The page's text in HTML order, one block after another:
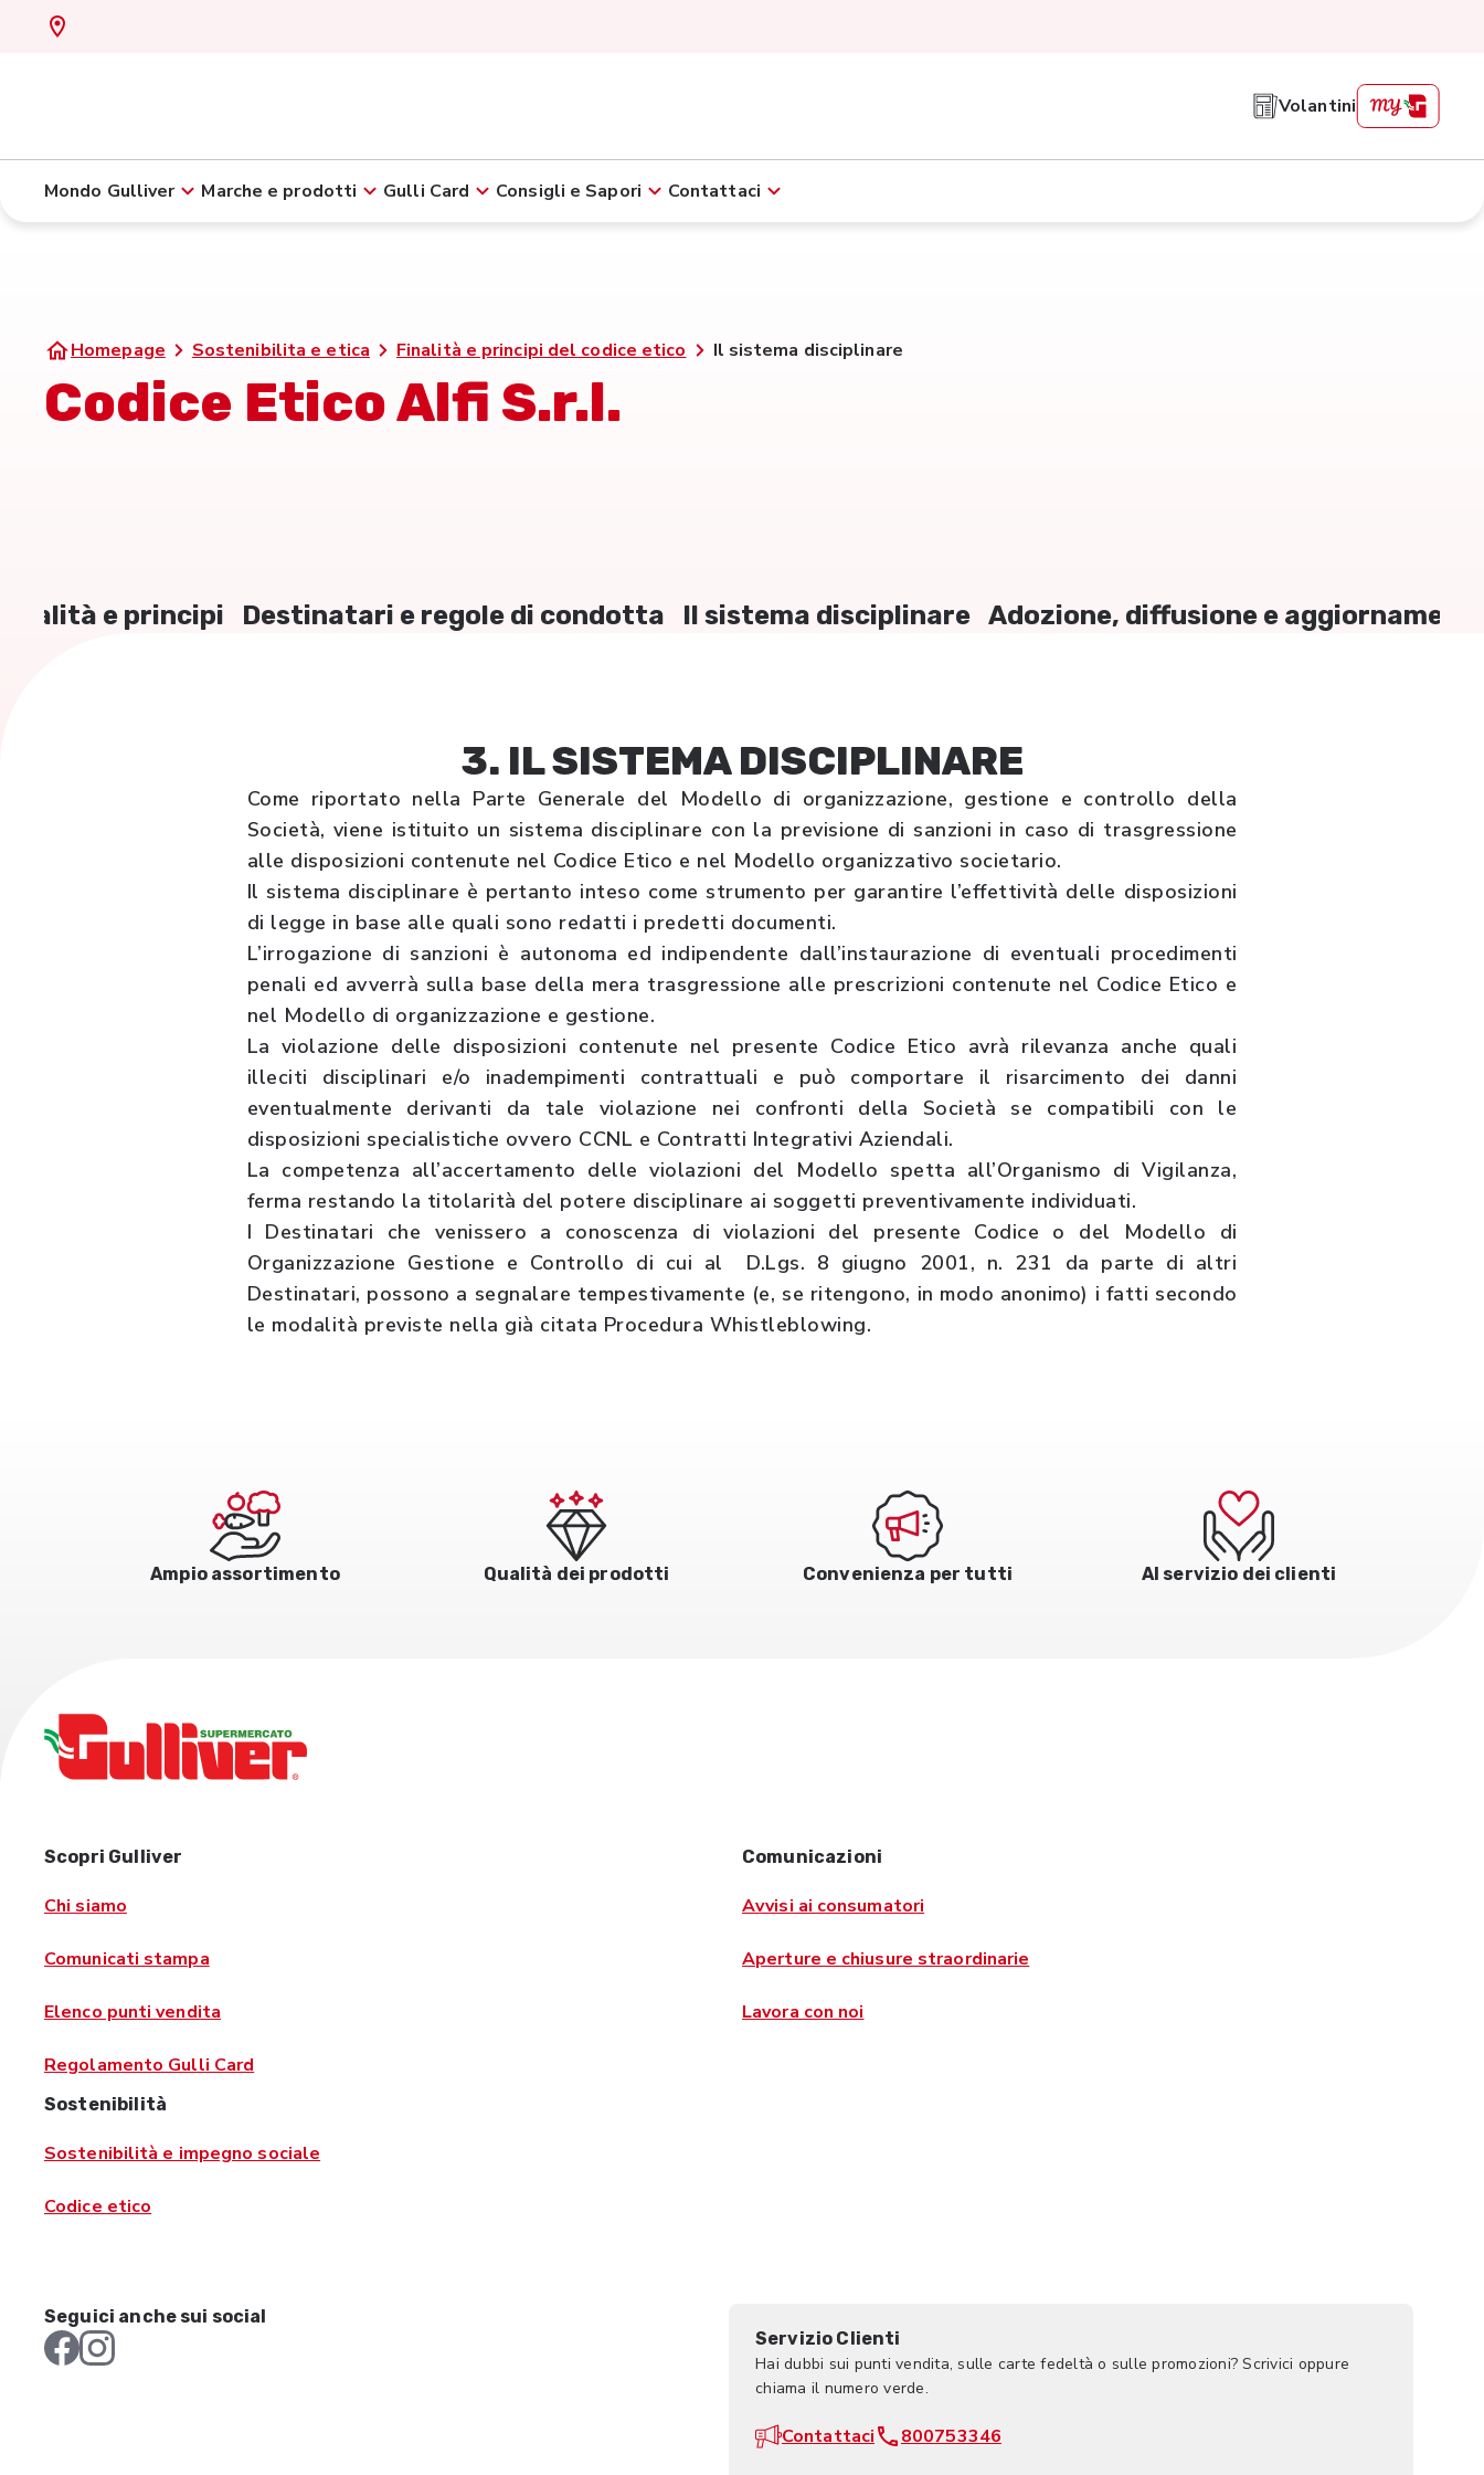
Volantini
Mondo Gulliver Marche e prodotti Gulli Card Consigli e Sapori Contattaci
Homepage Sostenibilita e etica Finalità e principi del codice etico Il sistema disciplinare
Codice Etico Alfi S.r.l.
e principi Destinatari e regole di condotta Il sistema disciplinare Adozione, diffusione e
3. IL SISTEMA DISCIPLINARE
Come riportato nella Parte Generale del Modello di organizzazione, gestione e controllo della
Società, viene istituito un sistema disciplinare con la previsione di sanzioni in caso di trasgressione
alle disposizioni contenute nel Codice Etico e nel Modello organizzativo societario.
Il sistema disciplinare è pertanto inteso come strumento per garantire l’effettività delle disposizioni
di legge in base alle quali sono redatti i predetti documenti.
L’irrogazione di sanzioni è autonoma ed indipendente dall’instaurazione di eventuali procedimenti
penali ed avverrà sulla base della mera trasgressione alle prescrizioni contenute nel Codice Etico e
nel Modello di organizzazione e gestione.
La violazione delle disposizioni contenute nel presente Codice Etico avrà rilevanza anche quali
illeciti disciplinari e/o inadempimenti contrattuali e può comportare il risarcimento dei danni
eventualmente derivanti da tale violazione nei confronti della Società se compatibili con le
disposizioni specialistiche ovvero CCNL e Contratti Integrativi Aziendali.
La competenza all’accertamento delle violazioni del Modello spetta all’Organismo di Vigilanza,
ferma restando la titolarità del potere disciplinare ai soggetti preventivamente individuati.
I Destinatari che venissero a conoscenza di violazioni del presente Codice o del Modello di
Organizzazione Gestione e Controllo di cui al D.Lgs. 8 giugno 2001, n. 231 da parte di altri
Destinatari, possono a segnalare tempestivamente (e, se ritengono, in modo anonimo) i fatti secondo
le modalità previste nella già citata Procedura Whistleblowing.
Ampio assortimento Qualità dei prodotti Convenienza per tutti Al servizio dei clienti
Scopri Gulliver
Chi siamo
Comunicati stampa
Elenco punti vendita
Regolamento Gulli Card
Comunicazioni
Avvisi ai consumatori
Aperture e chiusure straordinarie
Lavora con noi
Sostenibilità
Sostenibilità e impegno sociale
Codice etico
Seguici anche sui social
Servizio Clienti
Hai dubbi sui punti vendita, sulle carte fedeltà o sulle promozioni? Scrivici oppure
chiama il numero verde.
Contattaci 800753346